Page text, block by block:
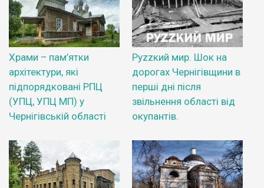
Храми – пам’ятки
архітектури, які
підпорядковані РПЦ
(УПЦ, УПЦ МП) у
Чернігівській області
Руzzкий мир. Шок на
дорогах Чернігівщини в
перші дні після
звільнення області від
окупантів.